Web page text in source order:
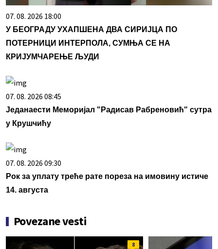
07. 08. 2026 18:00
У БЕОГРАДУ УХАПШЕНА ДВА СИРИЈЦА ПО
ПОТЕРНИЦИ ИНТЕРПОЛА, СУМЊА СЕ НА
КРИЈУМЧАРЕЊЕ ЉУДИ
07. 08. 2026 08:45
Једанаести Меморијал "Радисав Рабреновић" сутра
у Крушчићу
07. 08. 2026 09:30
Рок за уплату треће рате пореза на имовину истиче
14. августа
Povezane vesti
8